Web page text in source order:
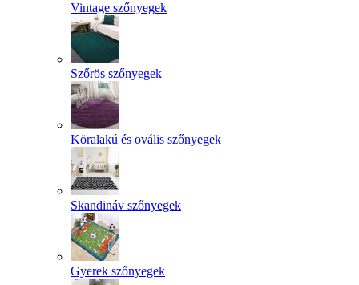
Vintage szőnyegek
Szőrös szőnyegek
Köralakú és ovális szőnyegek
Skandináv szőnyegek
Gyerek szőnyegek